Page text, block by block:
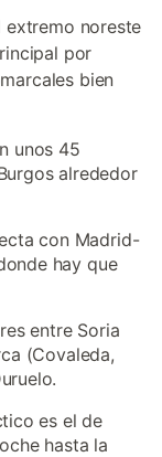
extremo noreste
por
bien
unos 45
alrededor
con Madrid-
hay que
entre Soria
(Covaleda,
es el de
hasta la